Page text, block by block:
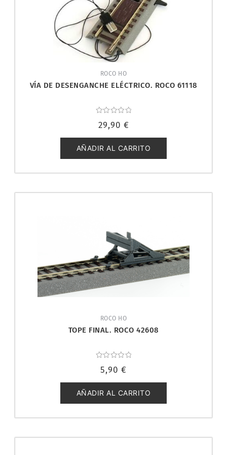
ROCO HO
VÍA DE DESENGANCHE ELÉCTRICO. ROCO 61118
con
de
5
29,90 €
AÑADIR AL CARRITO
ROCO HO
TOPE FINAL. ROCO 42608
con
de
5
5,90 €
AÑADIR AL CARRITO